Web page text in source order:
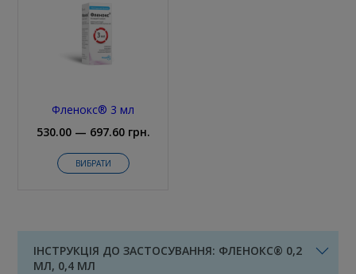
Фленокс® 3 мл
530.00 — 697.60 грн.
ВИБРАТИ
ІНСТРУКЦІЯ ДО ЗАСТОСУВАННЯ: ФЛЕНОКС® 0,2
МЛ, 0,4 МЛ